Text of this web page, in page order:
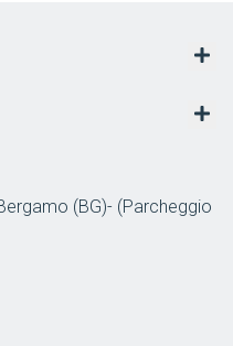
(BG)- (Parcheggio